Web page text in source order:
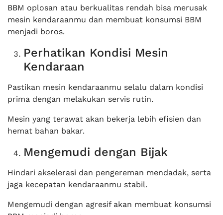
BBM oplosan atau berkualitas rendah bisa merusak
mesin kendaraanmu dan membuat konsumsi BBM
menjadi boros.
Perhatikan Kondisi Mesin
Kendaraan
Pastikan mesin kendaraanmu selalu dalam kondisi
prima dengan melakukan servis rutin.
Mesin yang terawat akan bekerja lebih efisien dan
hemat bahan bakar.
Mengemudi dengan Bijak
Hindari akselerasi dan pengereman mendadak, serta
jaga kecepatan kendaraanmu stabil.
Mengemudi dengan agresif akan membuat konsumsi